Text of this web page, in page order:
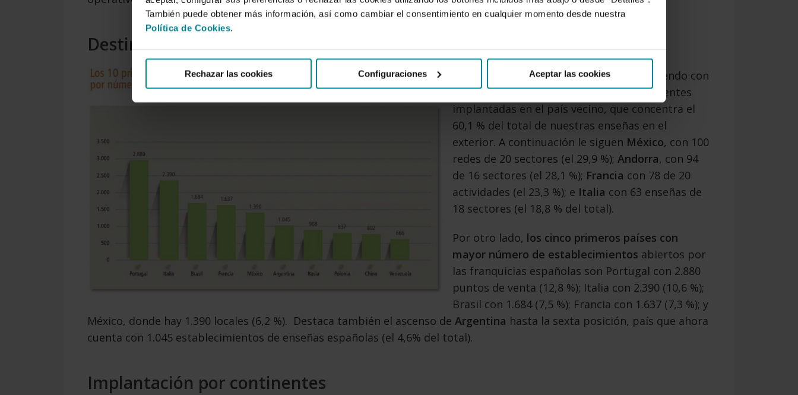
También puede obtener más información, así como cambiar el consentimiento en cualquier momento desde nuestra
Política de Cookies.
Rechazar las cookies Configuraciones Aceptar las cookies
Destinos preferidos
Portugal continúa sobresaliendo con
201 redes nacionales de 27 sectores diferentes
implantadas en el país vecino, que concentra el
60,1 % del total de nuestras enseñas en el
exterior. A continuación le siguen México, con 100
redes de 20 sectores (el 29,9 %); Andorra, con 94
de 16 sectores (el 28,1 %); Francia con 78 de 20
actividades (el 23,3 %); e Italia con 63 enseñas de
18 sectores (el 18,8 % del total).
Por otro lado, los cinco primeros países con
mayor número de establecimientos abiertos por
las franquicias españolas son Portugal con 2.880
puntos de venta (12,8 %); Italia con 2.390 (10,6 %);
Brasil con 1.684 (7,5 %); Francia con 1.637 (7,3 %); y
México, donde hay 1.390 locales (6,2 %). Destaca también el ascenso de Argentina hasta la sexta posición, país que ahora
cuenta con 1.045 establecimientos de enseñas españolas (el 4,6% del total).
Implantación por continentes